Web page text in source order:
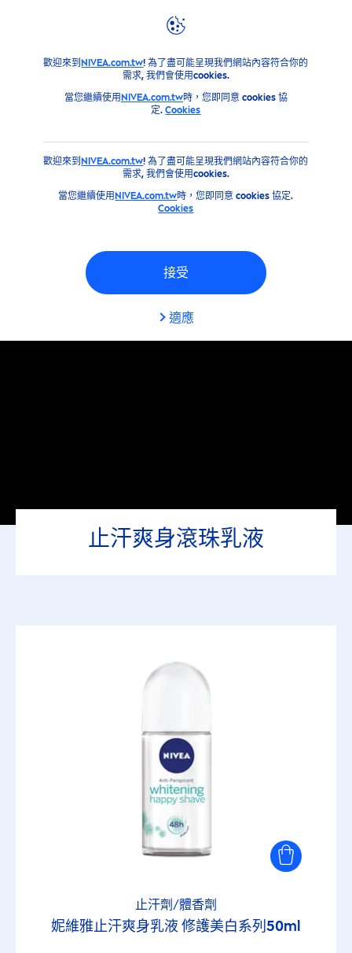
歡迎來到 NIVEA.com.tw! 為了盡可能呈現我們網站內容符合你的
需求, 我們會使用cookies.
當您繼續使用 NIVEA.com.tw時，您即同意 cookies 協
定.Cookies
歡迎來到 NIVEA.com.tw! 為了盡可能呈現我們網站內容符合你的
需求, 我們會使用cookies.
當您繼續使用 NIVEA.com.tw時，您即同意 cookies 協定.
Cookies
接受
適應
產品 NIVEA身體保養&手足修護系列 止汗劑/體香劑
止汗爽身滾珠乳液
止汗劑/體香劑
妮維雅止汗爽身乳液 修護美白系列50ml